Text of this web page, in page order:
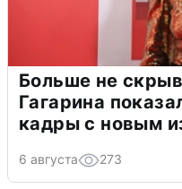
Больше не
Гагарина
кадры с новым
6 августа 273